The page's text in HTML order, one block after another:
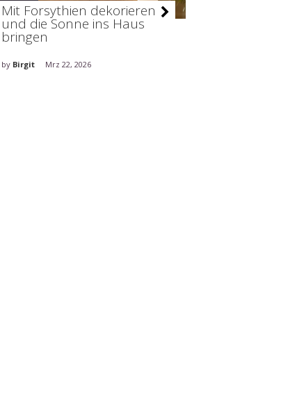
Mit Forsythien dekorieren
und die Sonne ins Haus
bringen
by Birgit Mrz 22, 2026